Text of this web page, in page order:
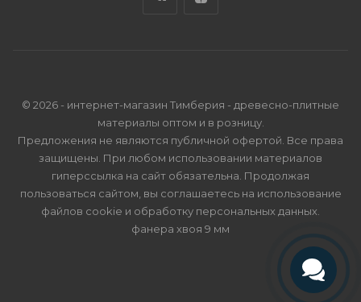
© 2026 - интернет-магазин Тимберия - древесно-плитные
материалы оптом и в розницу.
Предложения не являются публичной офертой. Все права
защищены. При любом использовании материалов
гиперссылка на сайт обязательна. Продолжая
пользоваться сайтом, вы соглашаетесь на использование
файлов cookie и обработку персональных данных
фанера хвоя 9 мм